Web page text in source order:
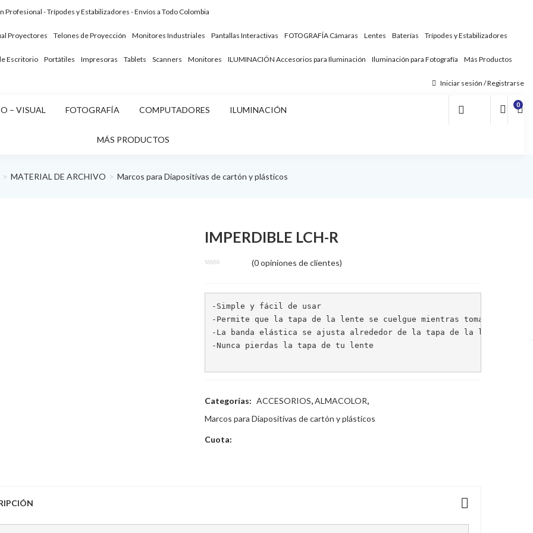
- Trípodes y Estabilizadores - Envíos a Todo Colombia
Proyectores Telones de Proyección Monitores Industriales Pantallas Interactivas FOTOGRAFÍA Cámaras Lentes Baterías Trípodes y Estabilizadores
Escritorio Portátiles Impresoras Tablets Scanners Monitores ILUMINACIÓN Accesorios para Iluminación Iluminación para Fotografía Más Productos
Iniciar sesión / Registrarse
– VISUAL FOTOGRAFÍA COMPUTADORES ILUMINACIÓN
MÁS PRODUCTOS
0
MATERIAL DE ARCHIVO Marcos para Diapositivas de cartón y plásticos
IMPERDIBLE LCH-R
(0opiniones de clientes)
-Simple y fácil de usar
-Permite que la tapa de la lente se cuelgue mientras toma
-La banda elástica se ajusta alrededor de la tapa de la lente
-Nunca pierdas la tapa de tu lente
Categorías: ACCESORIOS,ALMACOLOR,
Marcos para Diapositivas de cartón y plásticos
Cuota: